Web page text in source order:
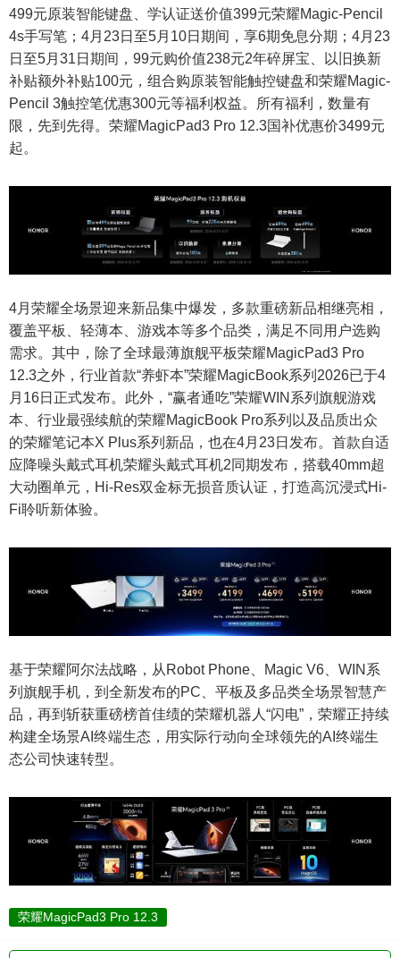
499元原装智能键盘、学认证送价值399元荣耀Magic-Pencil
4s手写笔；4月23日至5月10日期间，享6期免息分期；4月23
日至5月31日期间，99元购价值238元2年碎屏宝、以旧换新
补贴额外补贴100元，组合购原装智能触控键盘和荣耀Magic-
Pencil 3触控笔优惠300元等福利权益。所有福利，数量有
限，先到先得。荣耀MagicPad3 Pro 12.3国补优惠价3499元
起。
4月荣耀全场景迎来新品集中爆发，多款重磅新品相继亮相，
覆盖平板、轻薄本、游戏本等多个品类，满足不同用户选购
需求。其中，除了全球最薄旗舰平板荣耀MagicPad3 Pro
12.3之外，行业首款“养虾本”荣耀MagicBook系列2026已于4
月16日正式发布。此外，“赢者通吃”荣耀WIN系列旗舰游戏
本、行业最强续航的荣耀MagicBook Pro系列以及品质出众
的荣耀笔记本X Plus系列新品，也在4月23日发布。首款自适
应降噪头戴式耳机荣耀头戴式耳机2同期发布，搭载40mm超
大动圈单元，Hi-Res双金标无损音质认证，打造高沉浸式Hi-
Fi聆听新体验。
基于荣耀阿尔法战略，从Robot Phone、Magic V6、WIN系
列旗舰手机，到全新发布的PC、平板及多品类全场景智慧产
品，再到斩获重磅榜首佳绩的荣耀机器人“闪电”，荣耀正持续
构建全场景AI终端生态，用实际行动向全球领先的AI终端生
态公司快速转型。
荣耀MagicPad3 Pro 12.3